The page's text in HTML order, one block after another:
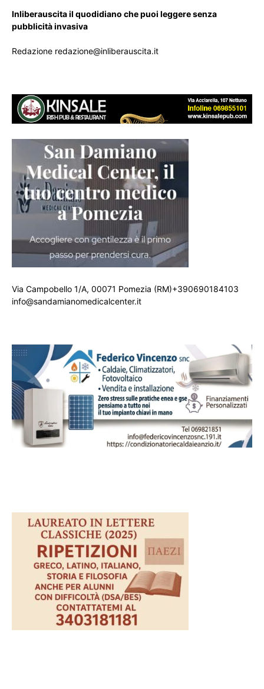
Inliberauscita il quodidiano che puoi leggere senza
pubblicità invasiva
Redazione redazione@inliberauscita.it
Via Campobello 1/A, 00071 Pomezia (RM)+390690184103
info@sandamianomedicalcenter.it